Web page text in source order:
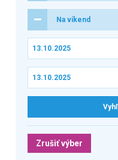
Na víkend
Zrušiť výber